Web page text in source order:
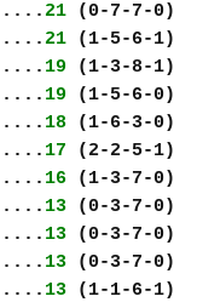
21 (0-7-7-0)
21 (1-5-6-1)
19 (1-3-8-1)
19 (1-5-6-0)
18 (1-6-3-0)
17 (2-2-5-1)
16 (1-3-7-0)
13 (0-3-7-0)
13 (0-3-7-0)
13 (0-3-7-0)
13 (1-1-6-1)